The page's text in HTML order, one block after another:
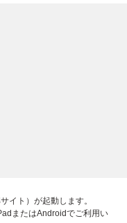
イト）が起動します。
またはAndroidでご利用い